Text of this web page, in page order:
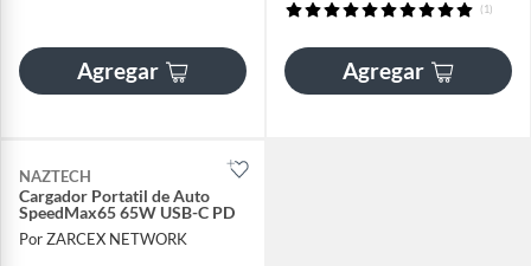
Agregar
(1)
Agregar
NAZTECH
Cargador Portatil de Auto
SpeedMax65 65W USB-C PD
Por ZARCEX NETWORK